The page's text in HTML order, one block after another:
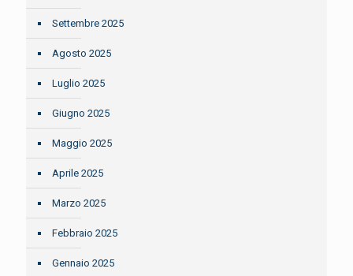
Settembre 2025
Agosto 2025
Luglio 2025
Giugno 2025
Maggio 2025
Aprile 2025
Marzo 2025
Febbraio 2025
Gennaio 2025